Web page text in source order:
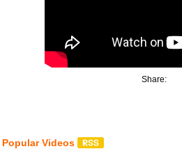
Share:
Popular Videos